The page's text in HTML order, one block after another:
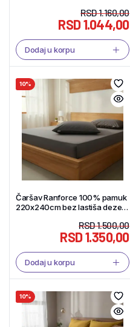
RSD1.160,00
RSD1.044,00
Dodaj u korpu
10%
Čaršav Ranforce 100% pamuk
220x240cm bez lastiša dezen
RSD1.500,00
RSD1.350,00
Dodaj u korpu
10%